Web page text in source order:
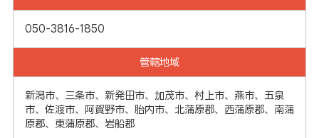
050-3816-1850
管轄地域
新潟市、三条市、新発田市、加茂市、村上市、燕市、五泉
市、佐渡市、阿賀野市、胎内市、北蒲原郡、西蒲原郡、南蒲
原郡、東蒲原郡、岩船郡